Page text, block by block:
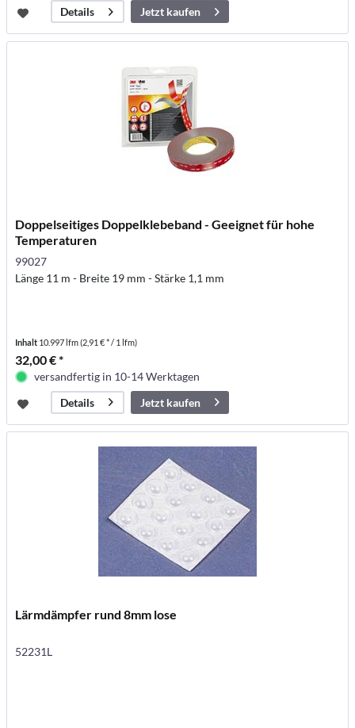
Details
Jetzt kaufen
Doppelseitiges Doppelklebeband - Geeignet für hohe
Temperaturen
99027
Länge 11 m - Breite 19 mm - Stärke 1,1 mm
Inhalt 10.997 lfm(2,91 € * / 1 lfm)
32,00 € *
versandfertig in 10-14 Werktagen
Details
Jetzt kaufen
Lärmdämpfer rund 8mm lose
52231L